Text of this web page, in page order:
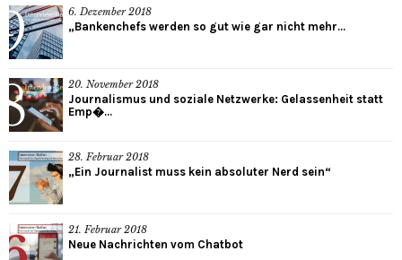
6. Dezember 2018
„Bankenchefs werden so gut wie gar nicht mehr...
20. November 2018
Journalismus und soziale Netzwerke: Gelassenheit statt
Emp�...
28. Februar 2018
„Ein Journalist muss kein absoluter Nerd sein“
21. Februar 2018
Neue Nachrichten vom Chatbot